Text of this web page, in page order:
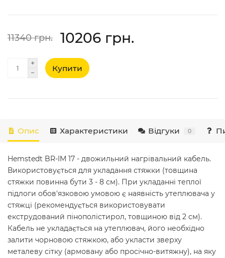
11340 грн. 10206 грн.
Купити
Опис Характеристики Відгуки 0
Hemstedt BR-IM 17 - двожильний нагрівальний кабель.
Використовується для укладання стяжки (товщина
стяжки повинна бути 3 - 8 см). При укладанні теплої
підлоги обов'язковою умовою є наявність утеплювача у
стяжці (рекомендується використовувати
екструдований пінополістирол, товщиною від 2 см).
Кабель не укладається на утеплювач, його необхідно
залити чорновою стяжкою, або укласти зверху
металеву сітку (армовану або просічно-витяжну), на яку